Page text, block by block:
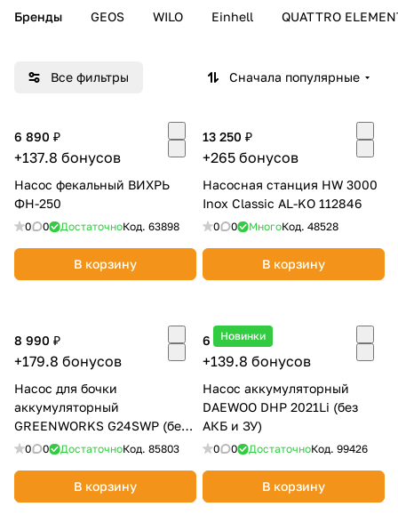
Бренды GEOS WILO Einhell QUATTRO
Все фильтры Сначала популярные
6 890 ₽
+137.8 бонусов
Насос фекальный ВИХРЬ
ФН-250
0 0 ДостаточноКод. 63898
В корзину
13 250 ₽
+265 бонусов
Насосная станция HW 3000
Inox Classic AL-KO 112846
0 0 МногоКод. 48528
В корзину
8 990 ₽
+179.8 бонусов
Насос для бочки
аккумуляторный
GREENWORKS G24SWP (без
АКБ и ЗУ) 3401007
0 0 ДостаточноКод. 85803
В корзину
Новинки
6 990 ₽
+139.8 бонусов
Насос аккумуляторный
DAEWOO DHP 2021Li (без
АКБ и ЗУ)
0 0 ДостаточноКод. 99426
В корзину
% картой любого банка
Получайте товар
выбранный способом
Оставшиеся
Подробнее
об оплате Плайтом